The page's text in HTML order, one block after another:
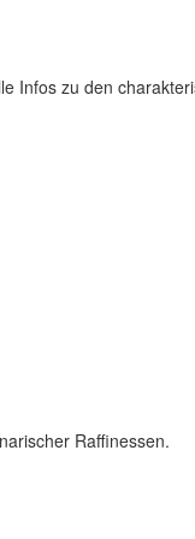
Infos zu den
Raffinessen.